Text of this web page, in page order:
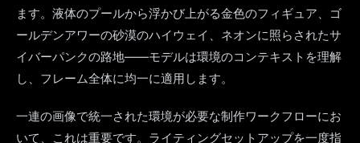
ます。液体のプールから浮かび上がる金色のフィギュア、ゴ
ールデンアワーの砂漠のハイウェイ、ネオンに照らされたサ
イバーパンクの路地——モデルは環境のコンテキストを理解
し、フレーム全体に均一に適用します。
一連の画像で統一された環境が必要な制作ワークフローにお
いて、これは重要です。ライティングセットアップを一度指